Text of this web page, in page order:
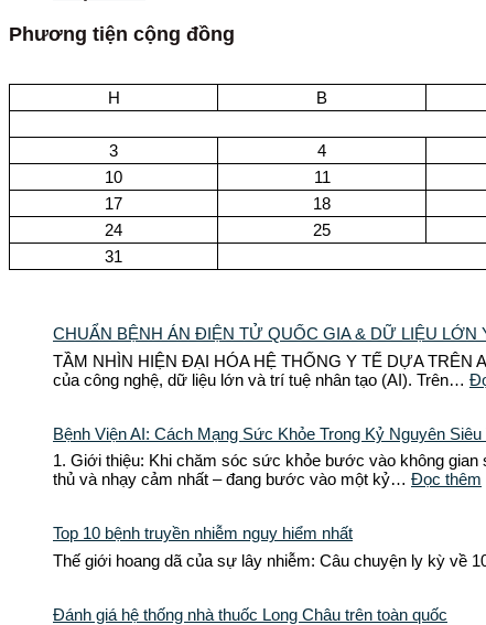
Phương tiện cộng đồng
H
B
3
4
10
11
17
18
24
25
31
CHUẨN BỆNH ÁN ĐIỆN TỬ QUỐC GIA & DỮ LIỆU LỚN
TẦM NHÌN HIỆN ĐẠI HÓA HỆ THỐNG Y TẾ DỰA TRÊN
của công nghệ, dữ liệu lớn và trí tuệ nhân tạo (AI). Trên…
Bệnh Viện AI: Cách Mạng Sức Khỏe Trong Kỷ Nguyên Siêu
1. Giới thiệu: Khi chăm sóc sức khỏe bước vào không gian
thủ và nhạy cảm nhất – đang bước vào một kỷ… Đọc thêm
Top 10 bệnh truyền nhiễm nguy hiểm nhất
Thế giới hoang dã của sự lây nhiễm: Câu chuyện ly kỳ về
Đánh giá hệ thống nhà thuốc Long Châu trên toàn quốc